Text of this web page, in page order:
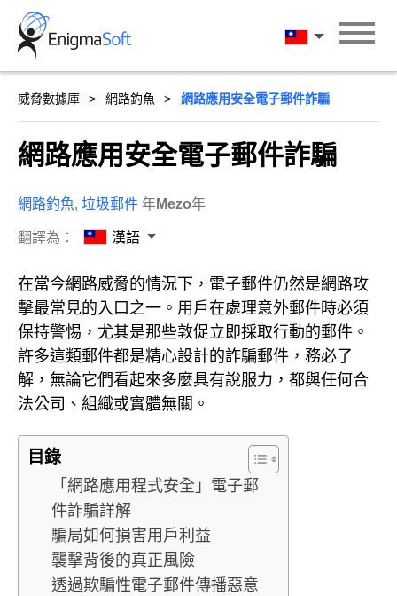
Skip
content
漢語
威脅數據庫 網路釣魚 網路應用安全電子郵件詐騙
網路應用安全電子郵件詐騙
網路釣魚, 垃圾郵件 年Mezo年
翻譯為： 漢語
在當今網路威脅的情況下，電子郵件仍然是網路攻
擊最常見的入口之一。用戶在處理意外郵件時必須
保持警惕，尤其是那些敦促立即採取行動的郵件。
許多這類郵件都是精心設計的詐騙郵件，務必了
解，無論它們看起來多麼具有說服力，都與任何合
法公司、組織或實體無關。
目錄
「網路應用程式安全」電子郵
件詐騙詳解
騙局如何損害用戶利益
襲擊背後的真正風險
透過欺騙性電子郵件傳播惡意